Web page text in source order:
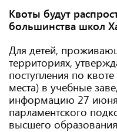
Квоты будут
большинства школ
Для детей,
территориях,
поступления по
места) в учебные
информацию 27 июня
парламентского
высшего